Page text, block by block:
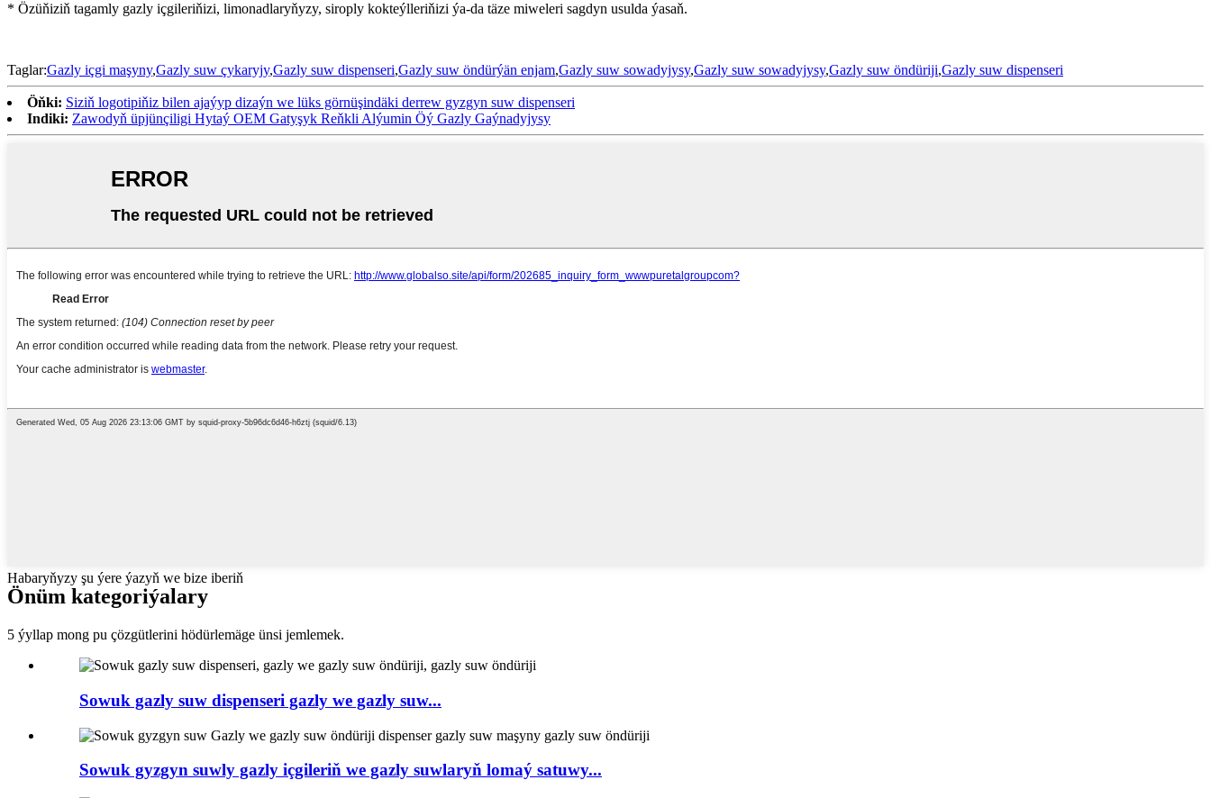
* Özüňiziň tagamly gazly içgileriňizi, limonadlaryňyzy, siroply kokteýlleriňizi ýa-da täze miweleri sagdyn usulda ýasaň.
Taglar:Gazly içgi maşyny,Gazly suw çykaryjy,Gazly suw dispenseri,Gazly suw öndürýän enjam,Gazly suw sowadyjysy,Gazly suw sowadyjysy,Gazly suw öndüriji,Gazly suw dispenseri
Öňki: Siziň logotipiňiz bilen ajaýyp dizaýn we lüks görnüşindäki derrew gyzgyn suw dispenseri
Indiki: Zawodyň üpjünçiligi Hytaý OEM Gatyşyk Reňkli Alýumin Öý Gazly Gaýnadyjysy
Habaryňyzy şu ýere ýazyň we bize iberiň
Önüm kategoriýalary
5 ýyllap mong pu çözgütlerini hödürlemäge ünsi jemlemek.
Sowuk gazly suw dispenseri gazly we gazly suw...
Sowuk gyzgyn suwly gazly içgileriň we gazly suwlaryň lomaý satuwy...